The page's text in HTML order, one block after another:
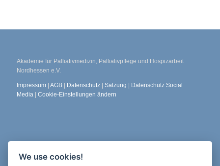
Akademie für Palliativmedizin, Palliativpflege und Hospizarbeit
Nordhessen e.V.
Impressum| AGB | Datenschutz| Satzung | Datenschutz Social
Media | Cookie-Einstellungen ändern
Die Freiheit 2
34117 Kassel
We use cookies!